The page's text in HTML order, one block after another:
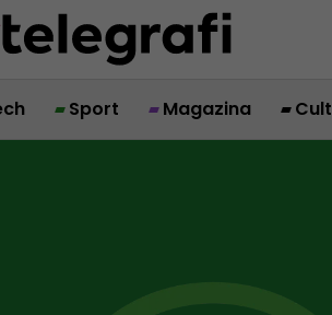
Sport Magazina Cult